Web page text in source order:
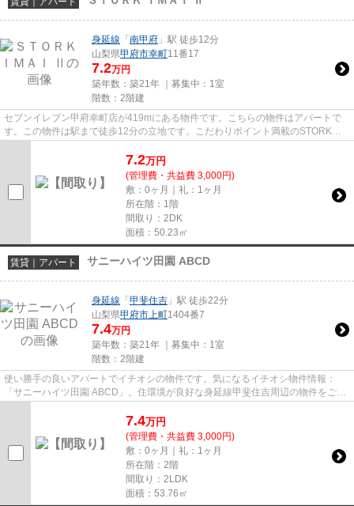
身延線 「 南甲府 」駅 徒歩12分
山梨県甲府市幸町11番17
7.2万円
築年数：築21年 ｜募集中： 1室
階数：2階建
セブンイレブン甲府幸町店が419mにある物件です。こちらの物件はアパートで
す。この物件は駅まで徒歩12分の立地です。こだわりポイント満載のSTORK
7.2万円
(管理費・共益費 3,000円)
敷：0ヶ月｜礼：1ヶ月
所在階：1階
間取り：2DK
面積：50.23㎡
賃貸｜アパート サニーハイツ田園 ABCD
身延線 「 甲斐住吉 」駅 徒歩22分
山梨県甲府市上町1404番7
7.4万円
築年数：築21年 ｜募集中： 1室
階数：2階建
使い勝手の良いアパートでイチオシの物件です。気になるイチオシ物件情報：
「サニーハイツ田園 ABCD」。住環境が良好な身延線甲斐住吉周辺の物件をご紹
7.4万円
(管理費・共益費 3,000円)
敷：0ヶ月｜礼：1ヶ月
所在階：2階
間取り：2LDK
面積：53.76㎡